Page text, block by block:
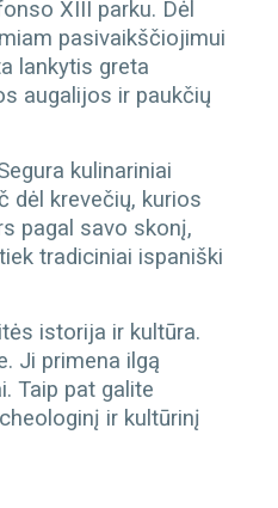
XIII parku. Dėl
pasivaikščiojimui
lankytis greta
augalijos ir paukčių
kulinariniai
dėl krevečių, kurios
pagal savo skonį,
tradiciniai ispaniški
istorija ir kultūra.
Ji primena ilgą
Taip pat galite
ir kultūrinį